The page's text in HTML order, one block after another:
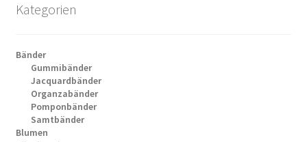
Kategorien
Bänder
Gummibänder
Jacquardbänder
Organzabänder
Pomponbänder
Samtbänder
Blumen